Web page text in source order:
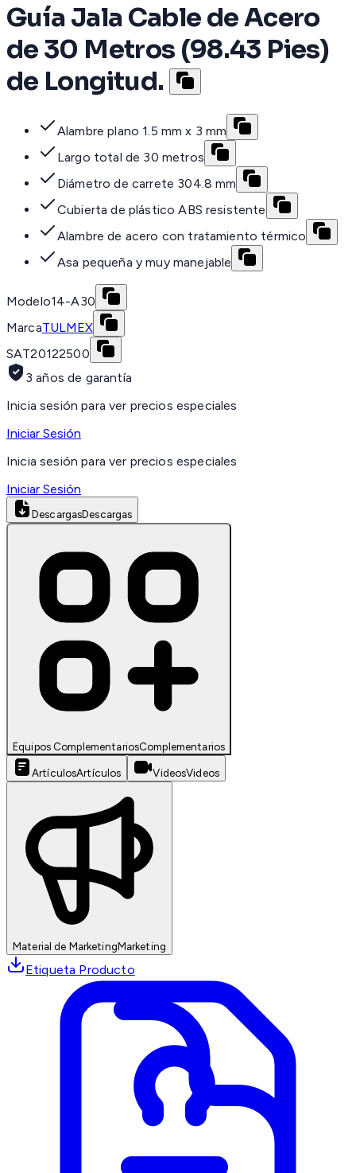
Guía Jala Cable de Acero
de 30 Metros (98.43 Pies)
de Longitud.
Alambre plano 1.5 mm x 3 mm
Largo total de 30 metros
Diámetro de carrete 304.8 mm
Cubierta de plástico ABS resistente
Alambre de acero con tratamiento térmico
Asa pequeña y muy manejable
Modelo14-A30
MarcaTULMEX
SAT20122500
3 años de garantía
Inicia sesión para ver precios especiales
Iniciar Sesión
Inicia sesión para ver precios especiales
Iniciar Sesión
DescargasDescargas
Equipos ComplementariosComplementarios
ArtículosArtículos VideosVideos
Material de MarketingMarketing
Etiqueta Producto